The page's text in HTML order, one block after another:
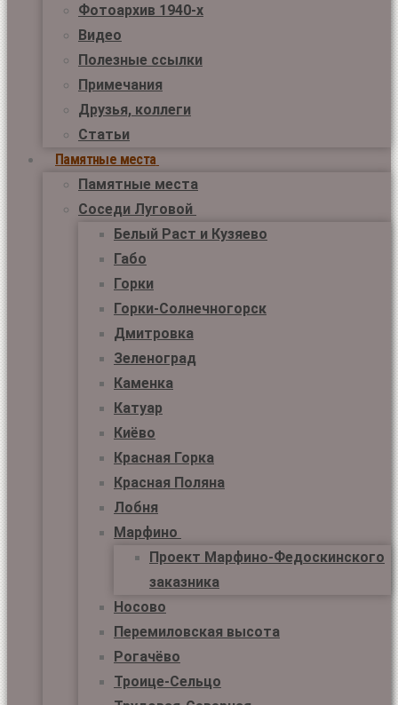
Фотоархив 1940-х
Видео
Полезные ссылки
Примечания
Друзья, коллеги
Статьи
Памятные места
Памятные места
Соседи Луговой
Белый Раст и Кузяево
Габо
Горки
Горки-Солнечногорск
Дмитровка
Зеленоград
Каменка
Катуар
Киёво
Красная Горка
Красная Поляна
Лобня
Марфино
Проект Марфино-Федоскинского
заказника
Носово
Перемиловская высота
Рогачёво
Троице-Сельцо